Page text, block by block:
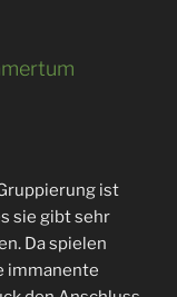
ist
sie gibt sehr
Da spielen
immanente